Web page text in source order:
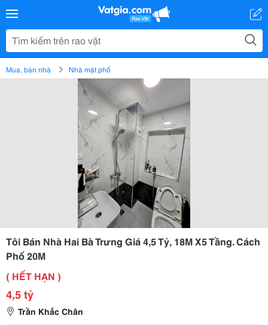
Mua, bán nhà Nhà mặt phố
Tôi Bán Nhà Hai Bà Trưng Giá 4,5 Tỷ, 18M X5 Tầng. Cách
Phố 20M
( HẾT HẠN )
4,5 tỷ
Trần Khắc Chân